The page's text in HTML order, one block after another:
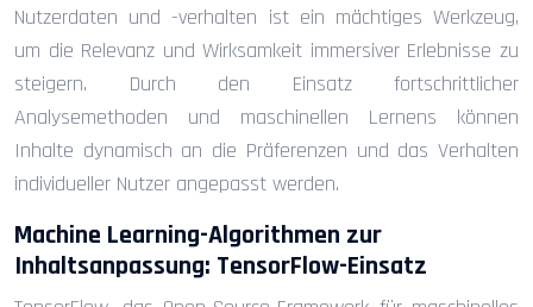
Nutzerdaten und -verhalten ist ein mächtiges Werkzeug,
um die Relevanz und Wirksamkeit immersiver Erlebnisse zu
steigern. Durch den Einsatz fortschrittlicher
Analysemethoden und maschinellen Lernens können
Inhalte dynamisch an die Präferenzen und das Verhalten
individueller Nutzer angepasst werden.
Machine Learning-Algorithmen zur
Inhaltsanpassung: TensorFlow-Einsatz